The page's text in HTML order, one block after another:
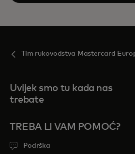
Tim rukovodstva Mastercard
Uvijek smo tu kada nas
trebate
TREBA LI VAM POMOĆ?
Podrška